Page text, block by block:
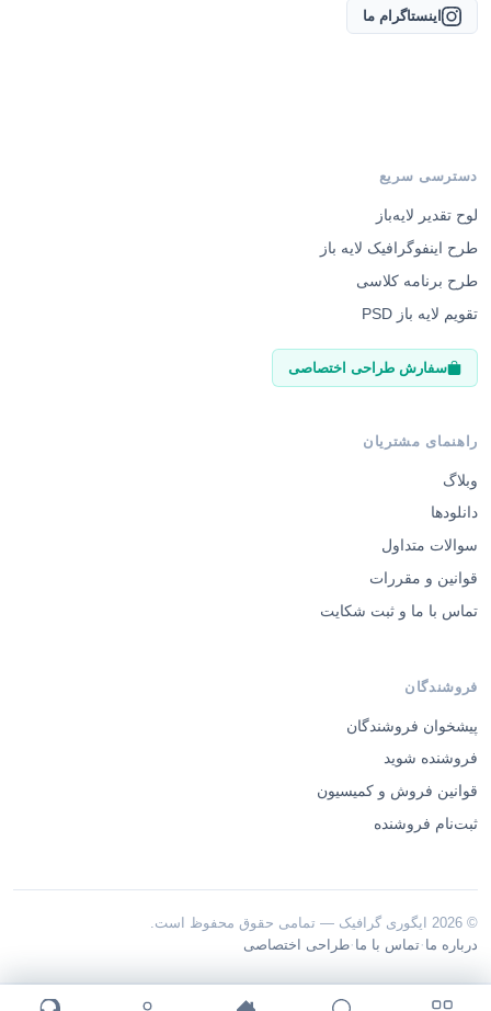
اینستاگرام ما
دسترسی سریع
لوح تقدیر لایه‌باز
طرح اینفوگرافیک لایه باز
طرح برنامه کلاسی
تقویم لایه باز PSD
سفارش طراحی اختصاصی
راهنمای مشتریان
وبلاگ
دانلودها
سوالات متداول
قوانین و مقررات
تماس با ما و ثبت شکایت
فروشندگان
پیشخوان فروشندگان
فروشنده شوید
قوانین فروش و کمیسیون
ثبت‌نام فروشنده
© 2026 ایگوری گرافیک — تمامی حقوق محفوظ است.
درباره ما ·تماس با ما ·طراحی اختصاصی